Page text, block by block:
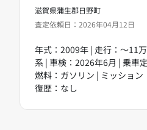
滋賀県蒲生郡日野町
査定依頼日：2026年04月12日
年式：2009年 | 走行：～11
系 | 車検：2026年6月 | 乗車
燃料：ガソリン | ミッション
復歴：なし